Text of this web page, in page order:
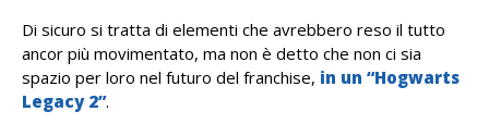
Di sicuro si tratta di elementi che avrebbero reso il tutto
ancor più movimentato, ma non è detto che non ci sia
spazio per loro nel futuro del franchise, in un “Hogwarts
Legacy 2”.